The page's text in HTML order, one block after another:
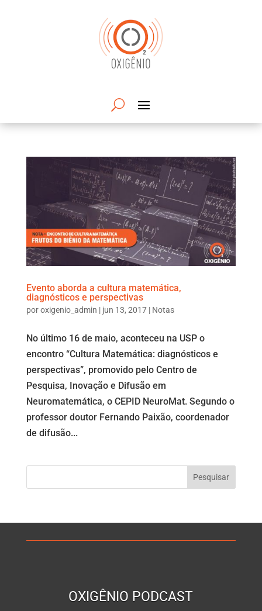
Evento aborda a cultura matemática,
diagnósticos e perspectivas
poroxigenio_admin | jun 13, 2017| Notas
No último 16 de maio, aconteceu na USP o
encontro “Cultura Matemática: diagnósticos e
perspectivas”, promovido pelo Centro de
Pesquisa, Inovação e Difusão em
Neuromatemática, o CEPID NeuroMat. Segundo o
professor doutor Fernando Paixão, coordenador
de difusão...
OXIGÊNIO PODCAST